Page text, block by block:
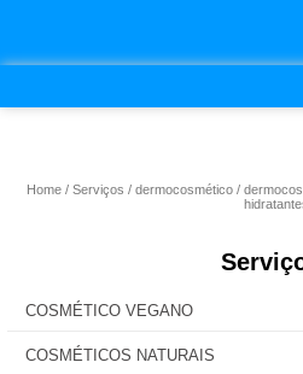
Home Serviços dermocosmético
COSMÉTICO VEGANO
COSMÉTICOS NATURAIS